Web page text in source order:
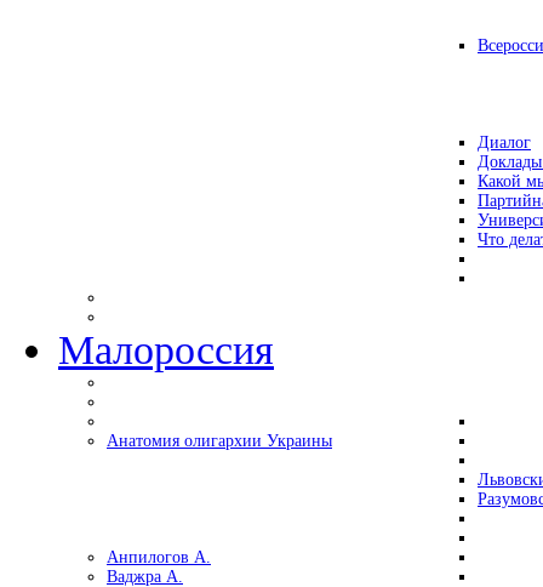
Диалог
Какой
Что
Малороссия
Анатомия олигархии Украины
Анпилогов А.
Ваджра А.